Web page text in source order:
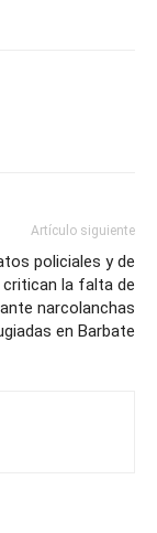
Artículo siguiente
policiales y de
critican la falta de
narcolanchas
en Barbate